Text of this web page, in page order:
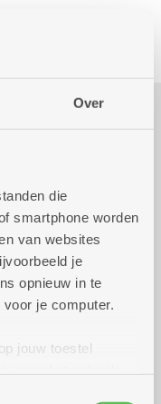
Over
die
smartphone worden
van websites
je
opnieuw in te
je computer.
jouw toestel
13.00 uur tot 16.00
uur